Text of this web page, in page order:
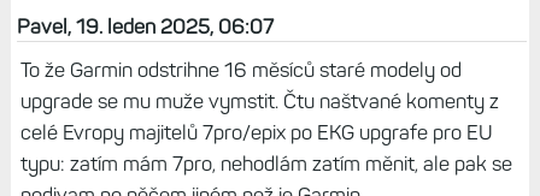
Pavel, 19. leden 2025, 06:07
To že Garmin odstrihne 16 měsíců staré modely od
upgrade se mu muže vymstit. Čtu naštvané komenty z
celé Evropy majitelů 7pro/epix po EKG upgrafe pro EU
typu: zatím mám 7pro, nehodlám zatím měnit, ale pak se